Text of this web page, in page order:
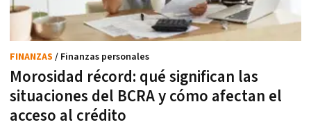
Morosidad récord: qué significan las
situaciones del BCRA y cómo afectan el
acceso al crédito
FINANZAS / Finanzas personales